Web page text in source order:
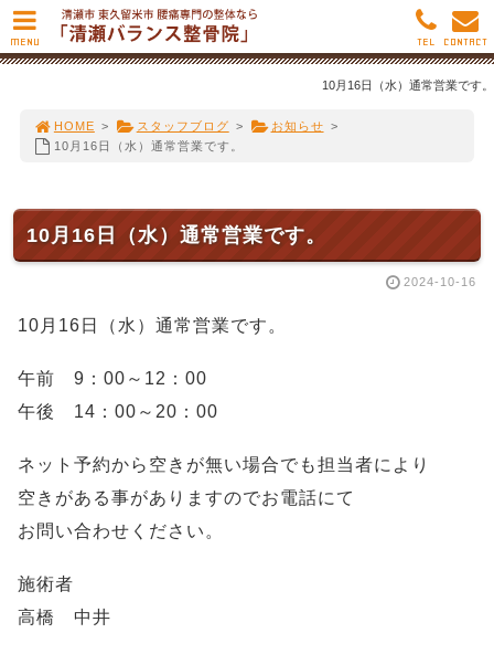
10月16日（水）通常営業です。
HOME > スタッフブログ > お知らせ >
10月16日（水）通常営業です。
10月16日（水）通常営業です。
2024-10-16
10月16日（水）通常営業です。
午前 9：00～12：00
午後 14：00～20：00
ネット予約から空きが無い場合でも担当者により
空きがある事がありますのでお電話にて
お問い合わせください。
施術者
高橋 中井
MENU CONTACT
TEL